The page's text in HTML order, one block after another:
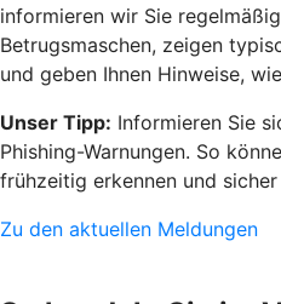
informieren wir Sie
Betrugsmaschen, zeigen
und geben Ihnen Hinweise,
Unser Tipp: Informieren Sie
Phishing-Warnungen. So
frühzeitig erkennen und
Zu den aktuellen Meldungen